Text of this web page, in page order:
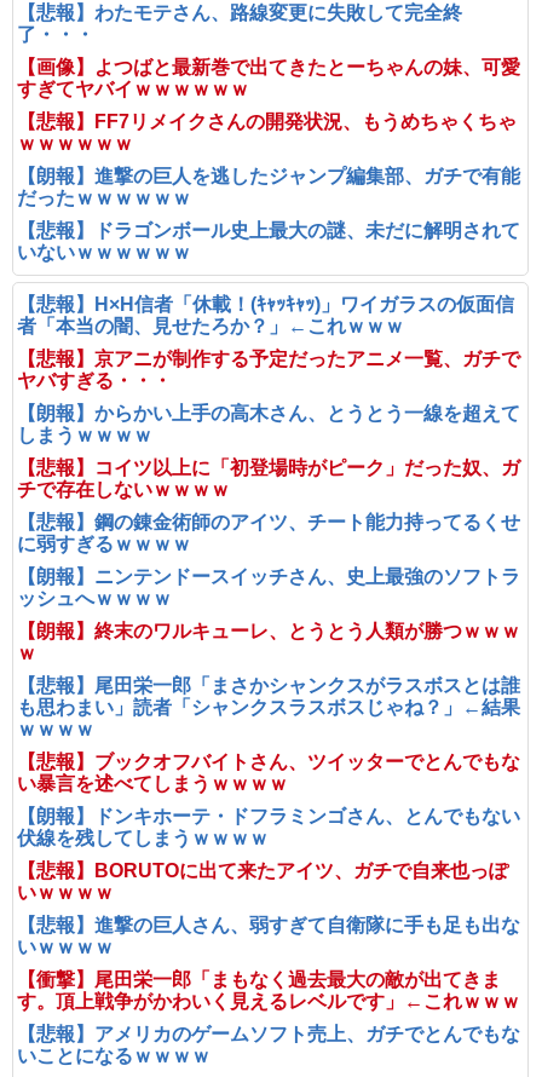
【悲報】わたモテさん、路線変更に失敗して完全終
了・・・
【画像】よつばと最新巻で出てきたとーちゃんの妹、可愛
すぎてヤバイｗｗｗｗｗｗ
【悲報】FF7リメイクさんの開発状況、もうめちゃくちゃ
ｗｗｗｗｗｗ
【朗報】進撃の巨人を逃したジャンプ編集部、ガチで有能
だったｗｗｗｗｗｗ
【悲報】ドラゴンボール史上最大の謎、未だに解明されて
いないｗｗｗｗｗｗ
【悲報】H×H信者「休載！(ｷｬｯｷｬｯ)」ワイガラスの仮面信
者「本当の闇、見せたろか？」←これｗｗｗ
【悲報】京アニが制作する予定だったアニメ一覧、ガチで
ヤバすぎる・・・
【朗報】からかい上手の高木さん、とうとう一線を超えて
しまうｗｗｗｗ
【悲報】コイツ以上に「初登場時がピーク」だった奴、ガ
チで存在しないｗｗｗｗ
【悲報】鋼の錬金術師のアイツ、チート能力持ってるくせ
に弱すぎるｗｗｗｗ
【朗報】ニンテンドースイッチさん、史上最強のソフトラ
ッシュへｗｗｗｗ
【朗報】終末のワルキューレ、とうとう人類が勝つｗｗｗ
ｗ
【悲報】尾田栄一郎「まさかシャンクスがラスボスとは誰
も思わまい」読者「シャンクスラスボスじゃね？」←結果
ｗｗｗｗ
【悲報】ブックオフバイトさん、ツイッターでとんでもな
い暴言を述べてしまうｗｗｗｗ
【朗報】ドンキホーテ・ドフラミンゴさん、とんでもない
伏線を残してしまうｗｗｗｗ
【悲報】BORUTOに出て来たアイツ、ガチで自来也っぽ
いｗｗｗｗ
【悲報】進撃の巨人さん、弱すぎて自衛隊に手も足も出な
いｗｗｗｗ
【衝撃】尾田栄一郎「まもなく過去最大の敵が出てきま
す。頂上戦争がかわいく見えるレベルです」←これｗｗｗ
【悲報】アメリカのゲームソフト売上、ガチでとんでもな
いことになるｗｗｗｗ